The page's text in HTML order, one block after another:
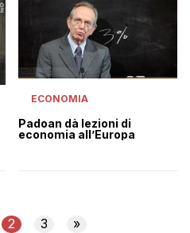
ECONOMIA
Padoan dà lezioni di
economia all’Europa
2 3 »